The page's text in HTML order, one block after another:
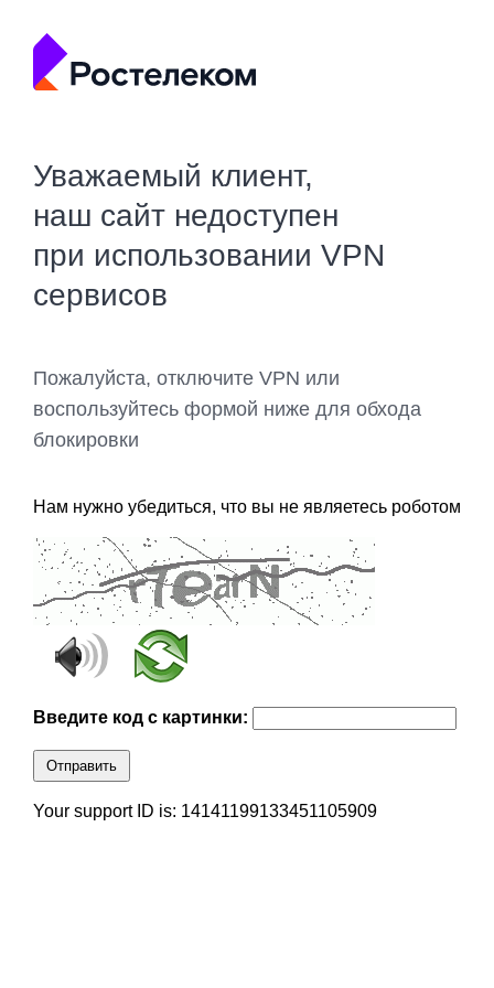
Уважаемый клиент,
наш сайт недоступен
при использовании VPN
сервисов
Пожалуйста, отключите VPN или
воспользуйтесь формой ниже для обхода
блокировки
Нам нужно убедиться, что вы не являетесь роботом
Введите код с картинки:
Отправить
Your support ID is: 14141199133451105909